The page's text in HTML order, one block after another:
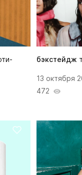
бэкстейдж
13 октября
472